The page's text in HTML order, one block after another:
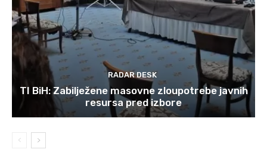
RADAR DESK
TI BiH: Zabilježene masovne zloupotrebe javnih
resursa pred izbore